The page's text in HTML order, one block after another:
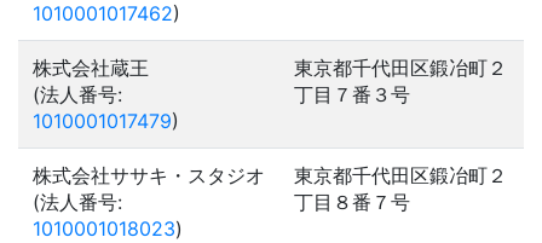
1010001017462)
株式会社蔵王
(法人番号:
1010001017479)
東京都千代田区鍛冶町２
丁目７番３号
株式会社ササキ・スタジオ
(法人番号:
1010001018023)
東京都千代田区鍛冶町２
丁目８番７号